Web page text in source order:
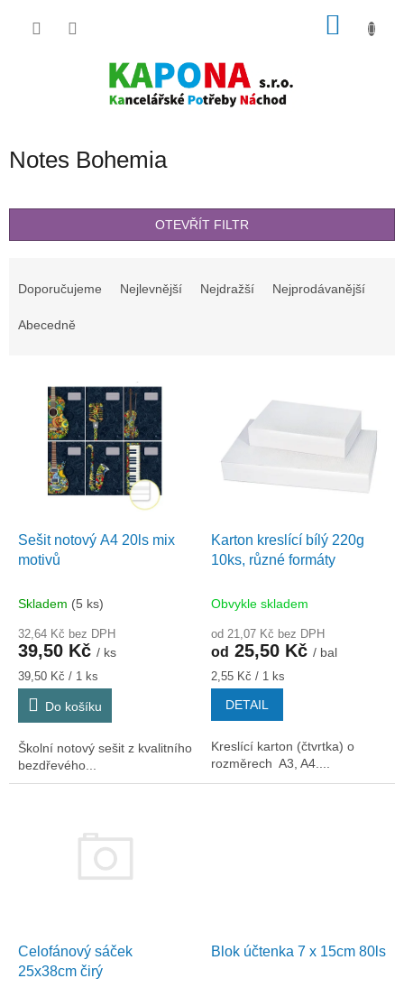
Notes Bohemia
OTEVŘÍT FILTR
Doporučujeme Nejlevnější Nejdražší Nejprodávanější
Abecedně
Sešit notový A4 20ls mix
motivů
Skladem (5 ks)
32,64 Kč bez DPH
39,50 Kč / ks
Měrná
cena:
39,50 Kč / 1 ks
Do košíku
Školní notový sešit z kvalitního
bezdřevého...
Karton kreslící bílý 220g
10ks, různé formáty
Obvykle skladem
od 21,07 Kč bez DPH
od 25,50 Kč / bal
Měrná
cena:
2,55 Kč / 1 ks
DETAIL
Kreslící karton (čtvrtka) o
rozměrech A3, A4....
Celofánový sáček
25x38cm čirý
Blok účtenka 7 x 15cm 80ls